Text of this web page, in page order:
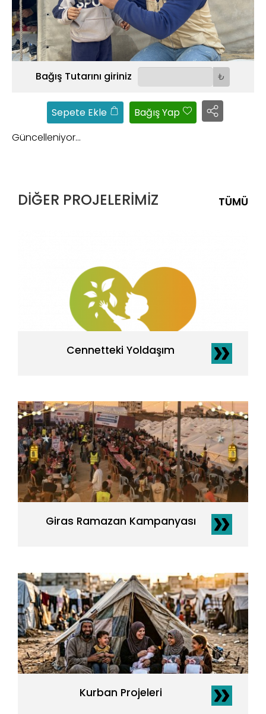
Bağış Tutarını giriniz ₺
Sepete Ekle
Bağış Yap
Güncelleniyor...
DİĞER PROJELERİMİZ TÜMÜ
Cennetteki Yoldaşım
Giras Ramazan Kampanyası
Kurban Projeleri
YETIM PROJELERI
GENEL